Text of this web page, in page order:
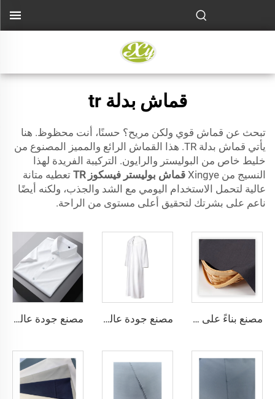
قماش بدلة tr
تبحث عن قماش قوي ولكن مريح؟ حسنًا، أنت محظوظ. هنا
يأتي قماش بدلة TR. هذا القماش الرائع والمميز المصنوع من
خليط خاص من البوليستر والرايون. التركيبة الفريدة لهذا
النسيج من Xingye
قماش بوليستر فيسكوز TR
تعطيه متانة
عالية لتحمل الاستخدام اليومي مع الشد والجذب، ولكنه أيضًا
ناعم على بشرتك لتحقيق أعلى مستوى من الراحة.
مصنع بناءً على الطلب، قماش TR خفيف الوزن يشعر بالراحة في الشرق الأوسط بألوان مختلفة، قماش تويل ملون القمصان والروب مصنع جودة عالية قماش تويل TR، مجموعة روب رجالية الشرق الأوسط، قماش قميص خفيف الوزن مصنع جودة عالية قماش تويل TR ملون، مجموعة روب رجالية الشرق الأوسط، قماش قميص خفيف الوزن